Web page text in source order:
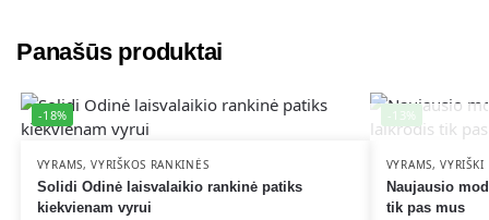
Panašūs produktai
-18%
VYRAMS,VYRIŠKOS RANKINĖS
Solidi Odinė laisvalaikio rankinė patiks
kiekvienam vyrui
-13%
VYRAMS,
Naujausio
tik pas mus